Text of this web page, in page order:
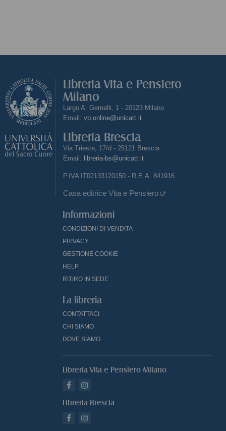
Libreria Vita e Pensiero
Milano
Largo A. Gemelli, 1 - 20123 Milano
Email: vp.online@unicatt.it
Libreria Brescia
Via Trieste, 17/d - 25121 Brescia
Email: libreria-bs@unicatt.it
P.IVA IT02133120150 - R.E.A. 841916
Casa editrice Vita e Pensiero
Informazioni
CONDIZIONI DI VENDITA
PRIVACY
GESTIONE COOKIE
HELP
RITIRO IN SEDE
La libreria
CONTATTACI
CHI SIAMO
DOVE SIAMO
Libreria Vita e Pensiero Milano
Libreria Brescia